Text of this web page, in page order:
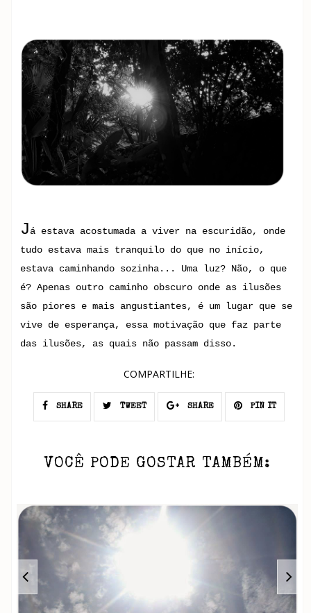
Já estava acostumada a viver na escuridão, onde
tudo estava mais tranquilo do que no início,
estava caminhando sozinha... Uma luz? Não, o que
é? Apenas outro caminho obscuro onde as ilusões
são piores e mais angustiantes, é um lugar que se
vive de esperança, essa motivação que faz parte
das ilusões, as quais não passam disso.
COMPARTILHE:
SHARE TWEET SHARE PIN IT
VOCÊ PODE GOSTAR TAMBÉM: